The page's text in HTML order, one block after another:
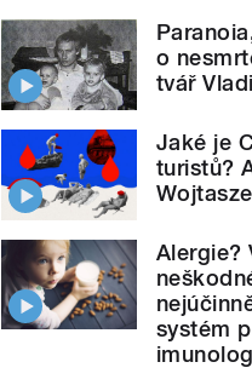
o
tvář
Jaké je
turistů?
Alergie?
systém